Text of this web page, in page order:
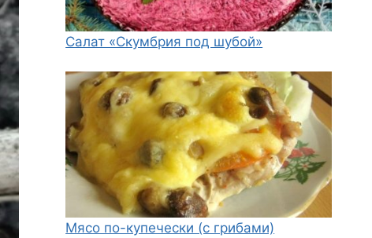
Салат «Скумбрия под шубой»
Мясо по-купечески (с грибами)